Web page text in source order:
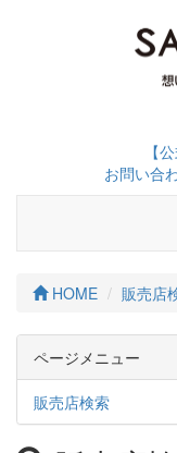
【
お問い合
HOME 販売店
ページメニュー
販売店検索